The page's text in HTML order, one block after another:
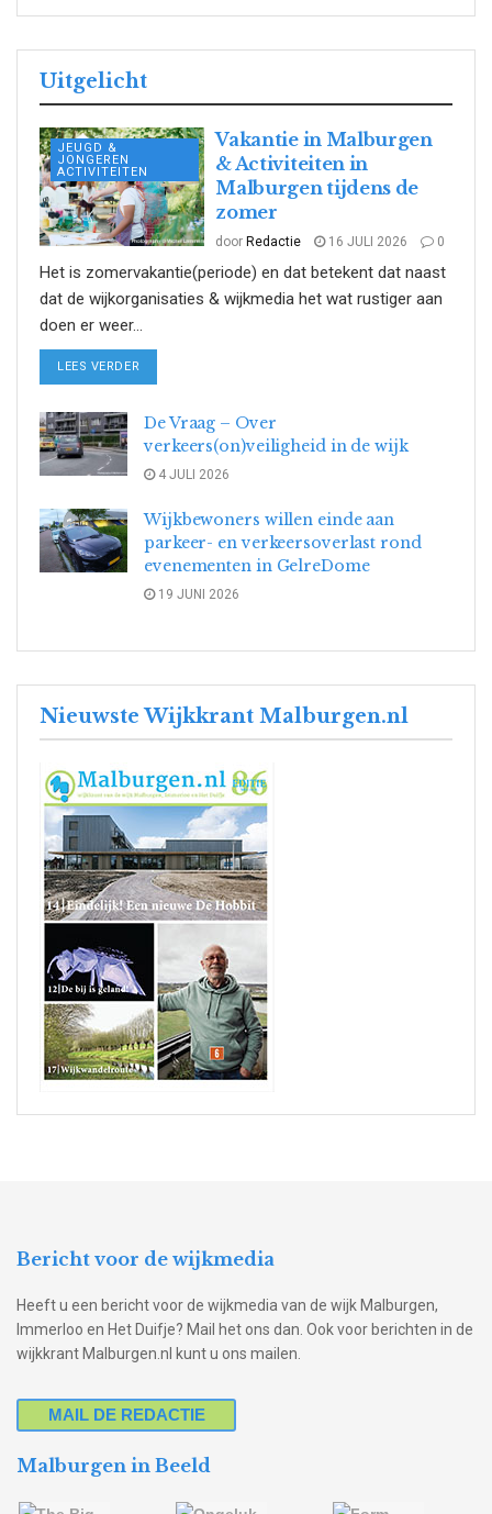
Uitgelicht
JEUGD &
JONGEREN
ACTIVITEITEN
Vakantie in Malburgen
& Activiteiten in
Malburgen tijdens de
zomer
door Redactie 16 JULI 2026 0
Het is zomervakantie(periode) en dat betekent dat naast
dat de wijkorganisaties & wijkmedia het wat rustiger aan
doen er weer...
LEES VERDER
De Vraag – Over
verkeers(on)veiligheid in de wijk
4 JULI 2026
Wijkbewoners willen einde aan
parkeer- en verkeersoverlast rond
evenementen in GelreDome
19 JUNI 2026
Nieuwste Wijkkrant Malburgen.nl
Bericht voor de wijkmedia
Heeft u een bericht voor de wijkmedia van de wijk Malburgen,
Immerloo en Het Duifje? Mail het ons dan. Ook voor berichten in de
wijkkrant Malburgen.nl kunt u ons mailen.
MAIL DE REDACTIE
Malburgen in Beeld